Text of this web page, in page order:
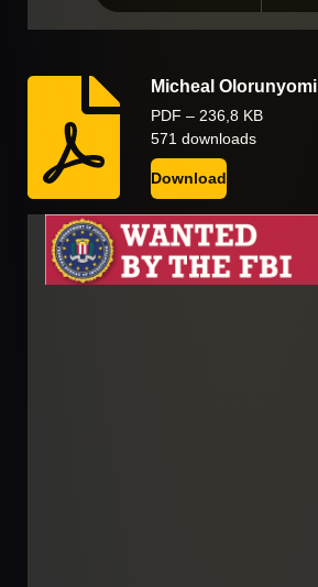
Micheal Olorunyomi
PDF – 236,8 KB
571 downloads
Download